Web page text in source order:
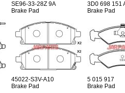
SE96-33-28Z 9A
Brake Pad
3D0 698 151
Brake Pad
45022-S3V-A10
Brake Pad
5 015 917
Brake Pad